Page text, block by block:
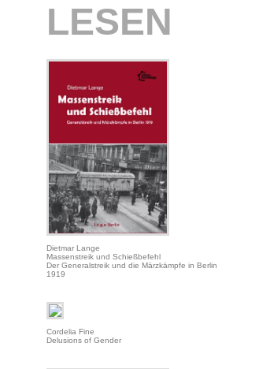
LESEN
Dietmar Lange
Massenstreik und Schießbefehl
Der Generalstreik und die Märzkämpfe in Berlin
1919
Cordelia Fine
Delusions of Gender